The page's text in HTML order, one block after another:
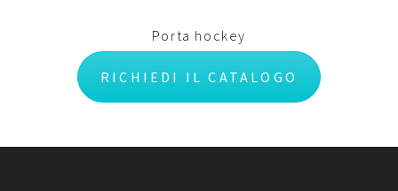
Porta hockey
RICHIEDI IL CATALOGO